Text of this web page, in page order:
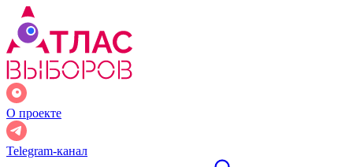
О проекте
Telegram-канал